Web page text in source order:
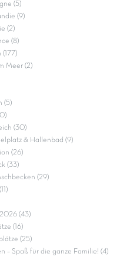
(5)
(9)
(2)
(8)
Meer (2)
(5)
(30)
& Hallenbad (9)
(26)
(33)
(29)
(43)
(16)
(25)
– Spaß für die ganze Familie! (4)